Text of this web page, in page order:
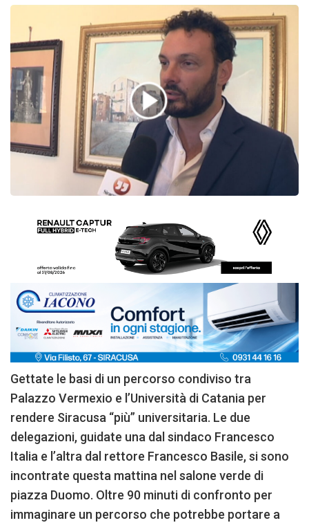
Gettate le basi di un percorso condiviso tra
Palazzo Vermexio e l’Università di Catania per
rendere Siracusa “più” universitaria. Le due
delegazioni, guidate una dal sindaco Francesco
Italia e l’altra dal rettore Francesco Basile, si sono
incontrate questa mattina nel salone verde di
piazza Duomo. Oltre 90 minuti di confronto per
immaginare un percorso che potrebbe portare a